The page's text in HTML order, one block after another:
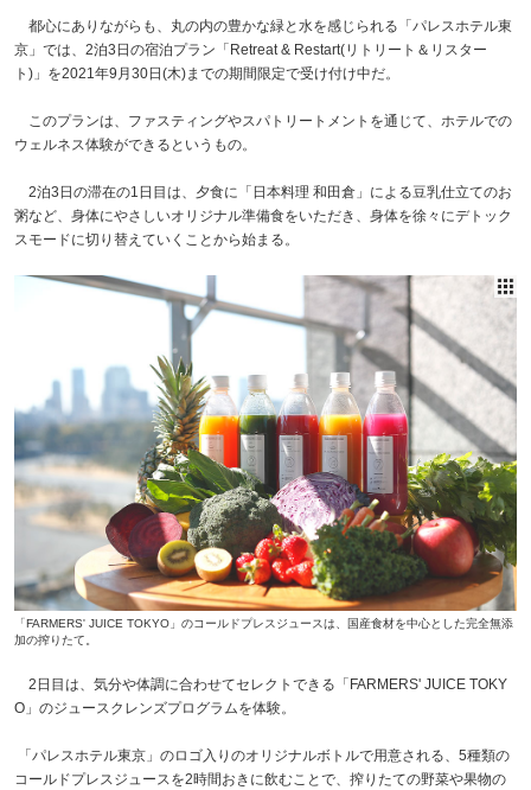
都心にありながらも、丸の内の豊かな緑と水を感じられる「パレスホテル東
京」では、2泊3日の宿泊プラン「Retreat & Restart(リトリート＆リスター
ト)」を2021年9月30日(木)までの期間限定で受け付け中だ。
このプランは、ファスティングやスパトリートメントを通じて、ホテルでの
ウェルネス体験ができるというもの。
2泊3日の滞在の1日目は、夕食に「日本料理 和田倉」による豆乳仕立てのお
粥など、身体にやさしいオリジナル準備食をいただき、身体を徐々にデトック
スモードに切り替えていくことから始まる。
「FARMERS' JUICE TOKYO」のコールドプレスジュースは、国産食材を中心とした完全無添
加の搾りたて。
2日目は、気分や体調に合わせてセレクトできる「FARMERS' JUICE TOKY
O」のジュースクレンズプログラムを体験。
「パレスホテル東京」のロゴ入りのオリジナルボトルで用意される、5種類の
コールドプレスジュースを2時間おきに飲むことで、搾りたての野菜や果物の